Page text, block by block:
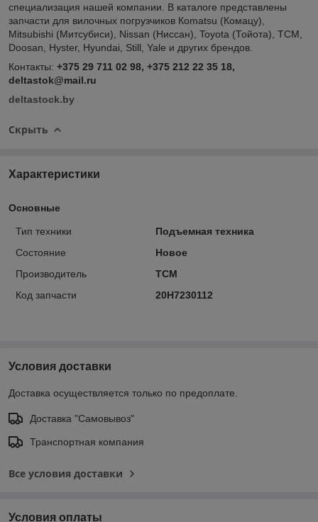
специализация нашей компании. В каталоге представлены
запчасти для вилочных погрузчиков Кomatsu (Комацу),
Mitsubishi (Митсубиси), Nissan (Ниссан), Toyota (Тойота), TCM,
Doosan, Hyster, Hyundai, Still, Yale и других брендов.
Контакты: +375 29 711 02 98, +375 212 22 35 18,
deltastok@mail.ru
deltastock.by
Скрыть
Характеристики
Основные
Тип техники
Подъемная техника
Состояние
Новое
Производитель
TCM
Код запчасти
20H7230112
Условия доставки
Доставка осуществляется только по предоплате.
Доставка "Самовывоз"
Транспортная компания
Все условия доставки
Условия оплаты